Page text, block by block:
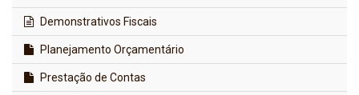
Demonstrativos Fiscais
Planejamento Orçamentário
Prestação de Contas